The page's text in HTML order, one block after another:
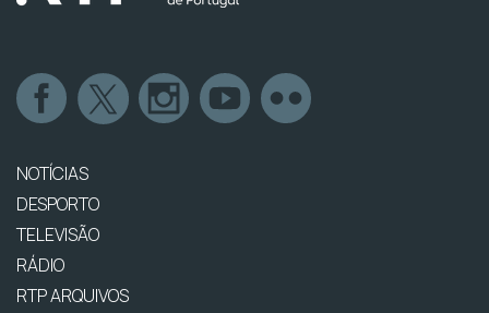
NOTÍCIAS
DESPORTO
TELEVISÃO
RÁDIO
RTP ARQUIVOS